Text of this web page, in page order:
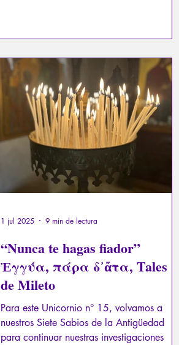
“Nunca te hagas fiador”
Ἐγγύα, πάρα δ᾽ἄτα, Tales
de Mileto
Para este Unicornio n° 15, volvamos a
nuestros Siete Sabios de la Antigüedad
para continuar nuestras investigaciones
1 jul 2025 9 min de lectura